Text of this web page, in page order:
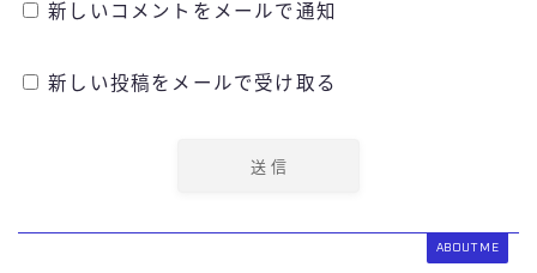
新しいコメントをメールで通知
新しい投稿をメールで受け取る
ABOUT ME